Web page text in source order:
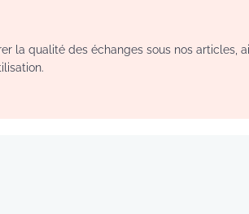
la qualité des échanges sous nos articles,